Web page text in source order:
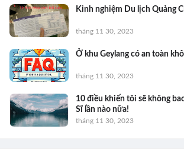
Kinh nghiệm Du lịch Quảng
tháng 11 30, 2023
Ở khu Geylang có an toàn
tháng 11 30, 2023
10 điều khiến tôi sẽ không
Sĩ lần nào nữa!
tháng 11 30, 2023